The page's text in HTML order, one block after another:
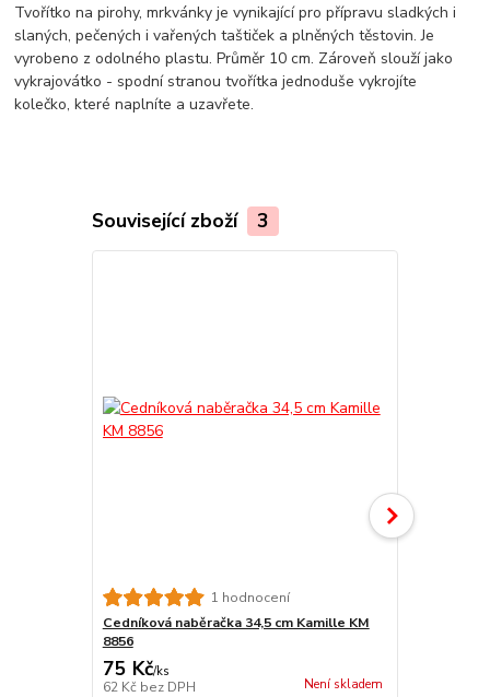
Tvořítko na pirohy, mrkvánky je vynikající pro přípravu sladkých i
slaných, pečených i vařených taštiček a plněných těstovin. Je
vyrobeno z odolného plastu. Průměr 10 cm. Zároveň slouží jako
vykrajovátko - spodní stranou tvořítka jednoduše vykrojíte
kolečko, které naplníte a uzavřete.
Související zboží 3
1 hodnocení
Cedníková naběračka 34,5 cm Kamille KM
8856
75 Kč/ks
62 Kč bez DPH Není skladem